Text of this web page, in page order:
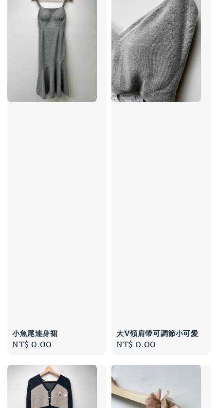
小魚尾連身裙
Regular
NT$ 0.00
大V領肩帶可調節小可愛
Regular
NT$ 0.00